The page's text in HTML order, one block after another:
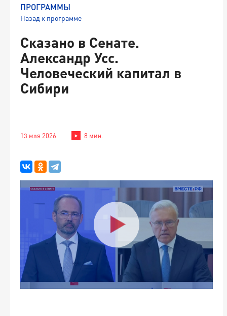
ПРОГРАММЫ
Назад к программе
Сказано в Сенате.
Александр Усс.
Человеческий капитал в
Сибири
13 мая 2026 8 мин.